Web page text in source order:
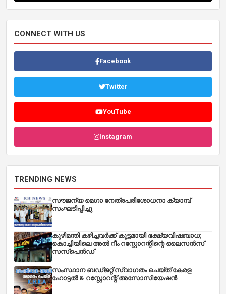
CONNECT WITH US
Facebook
Twitter
YouTube
Instagram
TRENDING NEWS
സൗജന്യ മെഗാ നേത്രപരിശോധനാ ക്യാമ്പ്
സംഘടിപ്പിച്ചു
കുഴിമന്തി കഴിച്ചവർക്ക് കൂട്ടമായി ഭക്ഷ്യവിഷബാധ;
കൊച്ചിയിലെ അൽ റീം റസ്റ്റോറന്റിന്റെ ലൈസൻസ്
സസ്പെൻഡ്
സംസ്ഥാന ബഡ്‌ജറ്റ് സ്വാഗതം ചെയ്ത് കേരള
ഹോട്ടൽ & റസ്റ്റോറന്റ് അസോസിയേഷൻ